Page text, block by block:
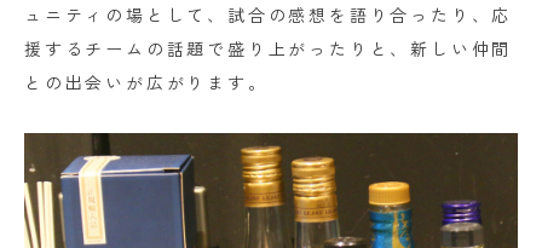
ュニティの場として、試合の感想を語り合ったり、応
援するチームの話題で盛り上がったりと、新しい仲間
との出会いが広がります。